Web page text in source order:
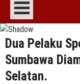
Dua Pelaku
Sumbawa
Selatan.